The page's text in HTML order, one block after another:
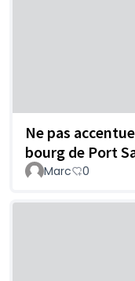
Ne pas
bourg de Port
Marc 0